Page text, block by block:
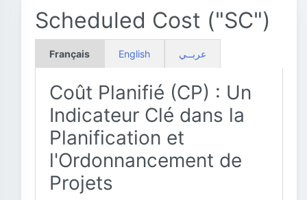
Scheduled Cost ("SC")
Français English عربــي
Coût Planifié (CP) : Un
Indicateur Clé dans la
Planification et
l'Ordonnancement de
Projets